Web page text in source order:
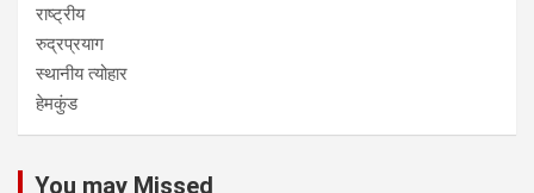
राष्ट्रीय
रुद्रप्रयाग
स्थानीय त्योहार
हेमकुंड
You may Missed